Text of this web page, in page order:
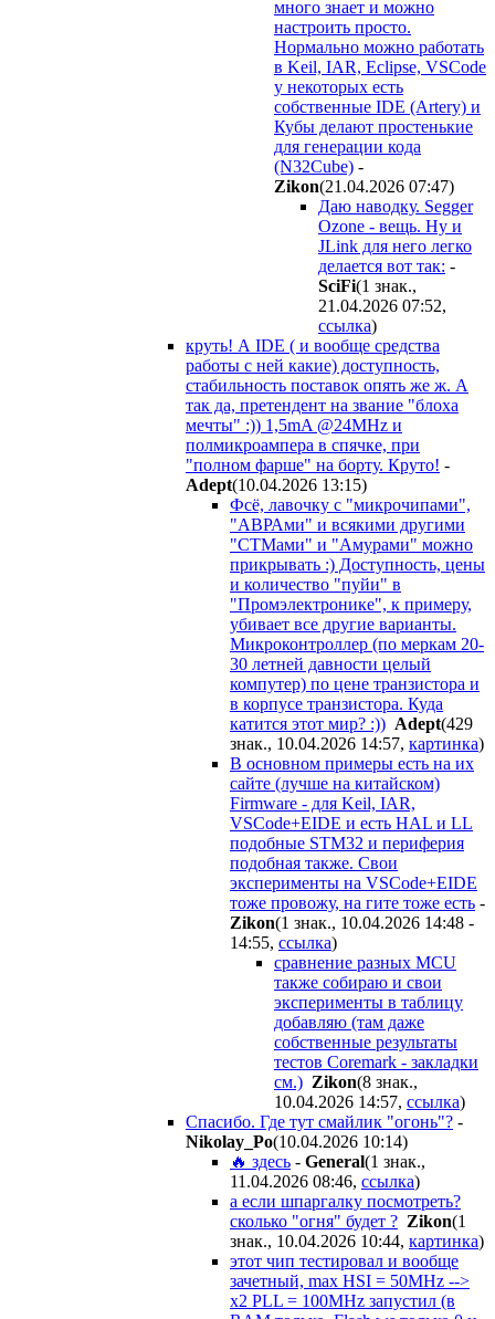
много знает и можно
настроить просто.
Нормально можно работать
в Keil, IAR, Eclipse, VSCode
у некоторых есть
собственные IDE (Artery) и
Кубы делают простенькие
для генерации кода
(N32Cube) -
Zikon(21.04.2026 07:47)
Даю наводку. Segger
Ozone - вещь. Ну и
JLink для него легко
делается вот так: -
SciFi(1 знак.,
21.04.2026 07:52,
ссылка)
круть! А IDE ( и вообще средства
работы с ней какие) доступность,
стабильность поставок опять же ж. А
так да, претендент на звание "блоха
мечты" :)) 1,5mA @24MHz и
полмикроампера в спячке, при
"полном фарше" на борту. Круто! -
Adept(10.04.2026 13:15)
Фсё, лавочку с "микрочипами",
"АВРАми" и всякими другими
"СТМами" и "Амурами" можно
прикрывать :) Доступность, цены
и количество "пуйи" в
"Промэлектронике", к примеру,
убивает все другие варианты.
Микроконтроллер (по меркам 20-
30 летней давности целый
компутер) по цене транзистора и
в корпусе транзистора. Куда
катится этот мир? :)) Adept(429
знак., 10.04.2026 14:57, картинка)
В основном примеры есть на их
сайте (лучше на китайском)
Firmware - для Keil, IAR,
VSCode+EIDE и есть HAL и LL
подобные STM32 и периферия
подобная также. Свои
эксперименты на VSCode+EIDE
тоже провожу, на гите тоже есть -
Zikon(1 знак., 10.04.2026 14:48 -
14:55, ссылка)
сравнение разных MCU
также собираю и свои
эксперименты в таблицу
добавляю (там даже
собственные результаты
тестов Coremark - закладки
см.) Zikon(8 знак.,
10.04.2026 14:57, ссылка)
Спасибо. Где тут смайлик "огонь"? -
Nikolay_Po(10.04.2026 10:14)
🔥 здесь - General(1 знак.,
11.04.2026 08:46, ссылка)
а если шпаргалку посмотреть?
сколько "огня" будет ? Zikon(1
знак., 10.04.2026 10:44, картинка)
этот чип тестировал и вообще
зачетный, max HSI = 50MHz -->
x2 PLL = 100MHz запустил (в